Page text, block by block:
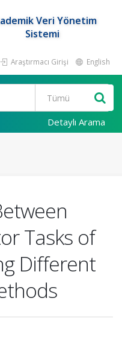
Veri Yönetim
Sistemi
Araştırmacı Girişi English
Detaylı Arama
Tasks of
Different